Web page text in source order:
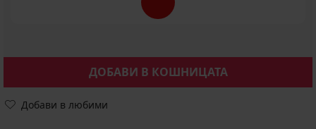
ДОБАВИ В КОШНИЦАТА
Добави в любими